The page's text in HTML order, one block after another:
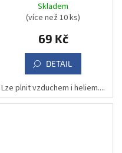
Skladem
(více než 10 ks)
69 Kč
DETAIL
Lze plnit vzduchem i heliem....